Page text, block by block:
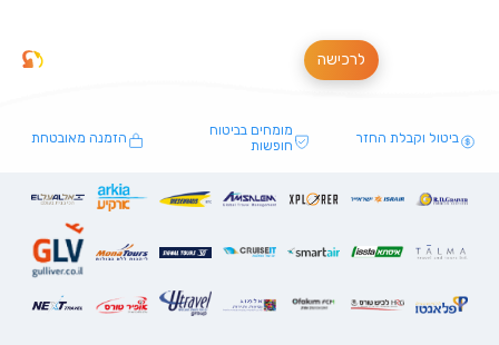
לרכישה
ביטול וקבלת החזר
מומחים בביטוח
חופשות
הזמנה מאובטחת